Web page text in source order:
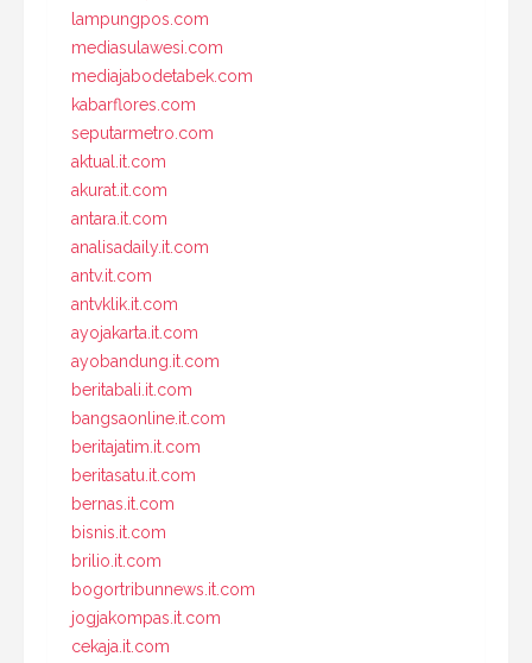
lampungpos.com
mediasulawesi.com
mediajabodetabek.com
kabarflores.com
seputarmetro.com
aktual.it.com
akurat.it.com
antara.it.com
analisadaily.it.com
antv.it.com
antvklik.it.com
ayojakarta.it.com
ayobandung.it.com
beritabali.it.com
bangsaonline.it.com
beritajatim.it.com
beritasatu.it.com
bernas.it.com
bisnis.it.com
brilio.it.com
bogortribunnews.it.com
jogjakompas.it.com
cekaja.it.com